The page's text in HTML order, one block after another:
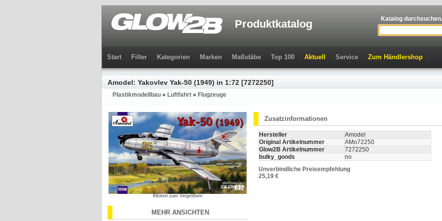
Produktkatalog Katalog
Start Filter Kategorien Marken Maßstäbe Top 100 Aktuell Service Zum Händlershop
Amodel: Yakovlev Yak-50 (1949) in 1:72 [7272250]
Plastikmodellbau » Luftfahrt » Flugzeuge
Klicken zum Vergrößern
MEHR ANSICHTEN
Zusatzinformationen
Hersteller
Amodel
Original Artikelnummer
AMo72250
Glow2B Artikelnummer
7272250
bulky_goods
no
Unverbindliche Preisempfehlung
25,19 €